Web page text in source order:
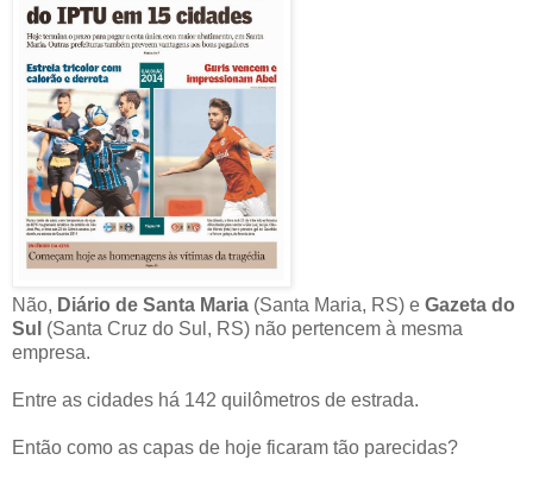
Não, Diário de Santa Maria (Santa Maria, RS) e Gazeta do
Sul (Santa Cruz do Sul, RS) não pertencem à mesma
empresa.
Entre as cidades há 142 quilômetros de estrada.
Então como as capas de hoje ficaram tão parecidas?